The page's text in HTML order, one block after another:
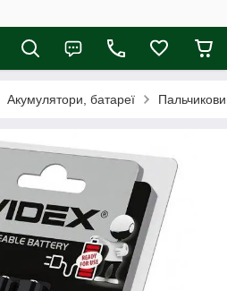
Акумулятори, батареї